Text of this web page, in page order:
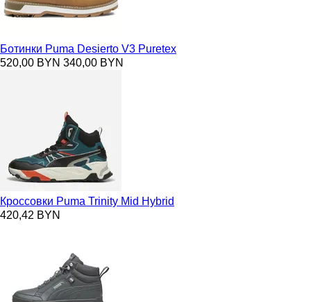
Ботинки Puma Desierto V3 Puretex
520,00 BYN 340,00 BYN
Кроссовки Puma Trinity Mid Hybrid
420,42 BYN